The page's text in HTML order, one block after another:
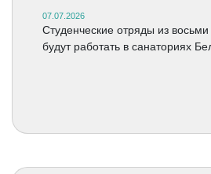
07.07.2026
Студенческие отряды из
будут работать в санаториях